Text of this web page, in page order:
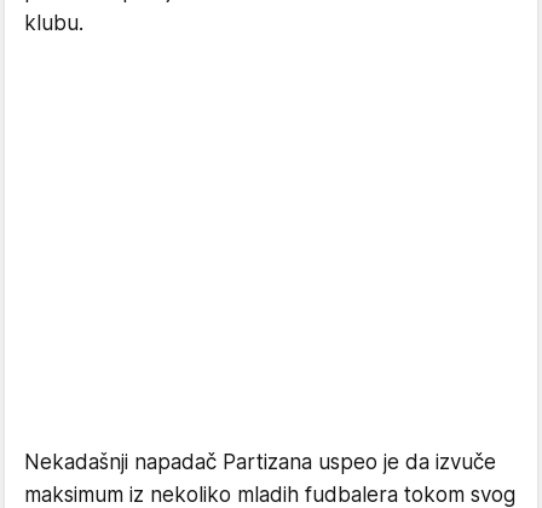
klubu.
Nekadašnji napadač Partizana uspeo je da izvuče
maksimum iz nekoliko mladih fudbalera tokom svog